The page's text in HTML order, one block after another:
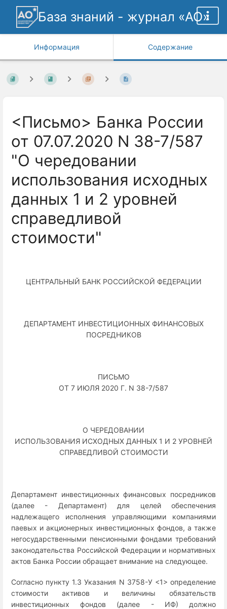
База знаний - журнал «АО»
Информация Содержание
<Письмо> Банка России
от 07.07.2020 N 38-7/587
"О чередовании
использования исходных
данных 1 и 2 уровней
справедливой
стоимости"
ЦЕНТРАЛЬНЫЙ БАНК РОССИЙСКОЙ ФЕДЕРАЦИИ
ДЕПАРТАМЕНТ ИНВЕСТИЦИОННЫХ ФИНАНСОВЫХ
ПОСРЕДНИКОВ
ПИСЬМО
ОТ 7 ИЮЛЯ 2020 Г. N 38-7/587
О ЧЕРЕДОВАНИИ
ИСПОЛЬЗОВАНИЯ ИСХОДНЫХ ДАННЫХ 1 И 2 УРОВНЕЙ
СПРАВЕДЛИВОЙ СТОИМОСТИ
Департамент инвестиционных финансовых посредников
(далее - Департамент) для целей обеспечения
надлежащего исполнения управляющими компаниями
паевых и акционерных инвестиционных фондов, а также
негосударственными пенсионными фондами требований
законодательства Российской Федерации и нормативных
актов Банка России обращает внимание на следующее.
Согласно пункту 1.3 Указания N 3758-У <1> определение
стоимости активов и величины обязательств
инвестиционных фондов (далее - ИФ) должно